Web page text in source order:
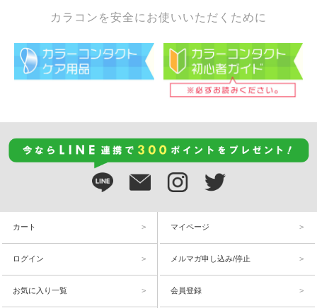
カラコンを安全にお使いいただくために
カート マイページ
ログイン メルマガ申し込み/停止
お気に入り一覧 会員登録